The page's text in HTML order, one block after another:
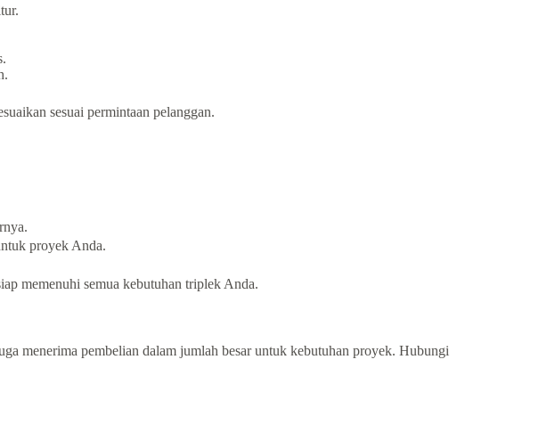
sesuai permintaan pelanggan.
proyek Anda.
memenuhi semua kebutuhan triplek Anda.
menerima pembelian dalam jumlah besar untuk kebutuhan proyek. Hubungi